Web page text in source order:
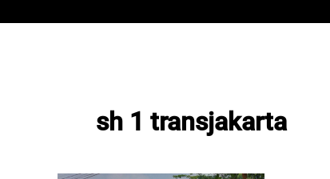
sh 1 transjakarta